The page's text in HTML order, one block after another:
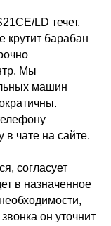
LD течет,
крутит барабан
Мы
машин
в чате на сайте.
согласует
в назначенное
он уточнит